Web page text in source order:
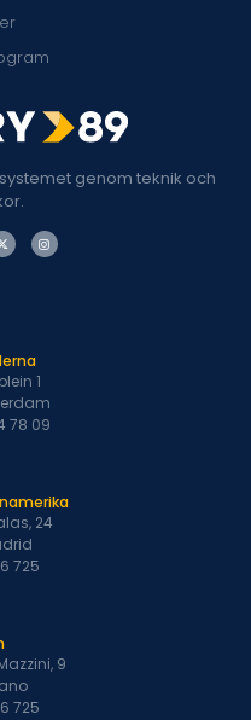
genom teknik och
1
78 09
24
725
9
725